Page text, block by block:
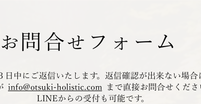
お問合せ フォーム
日中にご返信いたします。返信確認が出来ない場合
info@otsuki-holistic.com まで直接お問合せくだ
​LINEからの受付も可能です。